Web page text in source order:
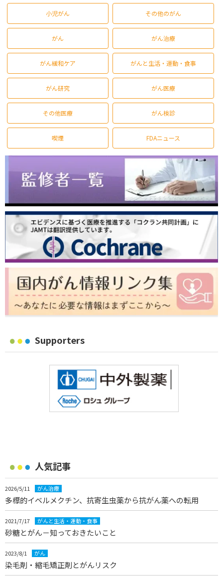
小児がん その他のがん
がん がん治療
がん緩和ケア がんと生活・運動・食事
がん研究 がん医療
その他医療 がん検診
喫煙 FDAニュース
Supporters
人気記事
2026/5/11 がん治療
多標的イベルメクチン、抗寄生虫薬から抗がん薬への転用
2021/7/17 がんと生活・運動・食事
砂糖とがん－知っておきたいこと
2023/8/1 がん
染毛剤・縮毛矯正剤とがんリスク